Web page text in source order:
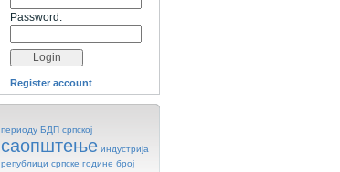
Password:
Register account
периоду БДП српској
саопштење индустрија
републици српске године број